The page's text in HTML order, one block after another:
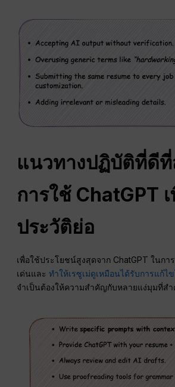
แนวทางปฏิบัติที่ดี
การใช้ ChatGPT
ประวัติย่อ
เพื่อใช้ประโยชน์สูงสุดจาก ChatGPT ในกา
เด่นและทำให้เรซูเม่ดูเหมือนได้รับการแก้ไ
จำเป็นต้องให้ความสำคัญกับหลายแง่มุมที่ส